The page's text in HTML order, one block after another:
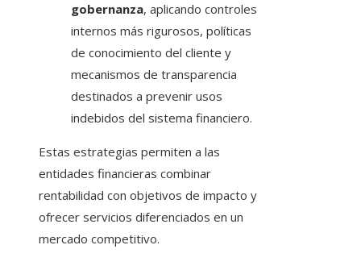
gobernanza, aplicando controles
internos más rigurosos, políticas
de conocimiento del cliente y
mecanismos de transparencia
destinados a prevenir usos
indebidos del sistema financiero.
Estas estrategias permiten a las
entidades financieras combinar
rentabilidad con objetivos de impacto y
ofrecer servicios diferenciados en un
mercado competitivo.